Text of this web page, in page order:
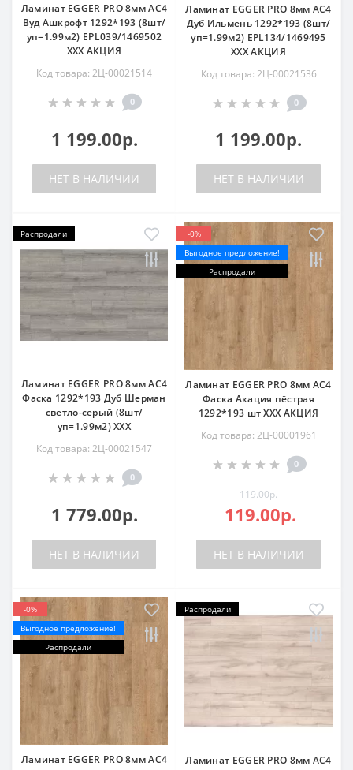
Ламинат EGGER PRO 8мм AC4
Вуд Ашкрофт 1292*193 (8шт/
уп=1.99м2) EPL039/1469502
ХХХ АКЦИЯ
Код товара: 2Ц-00021514
0
1 199.00р.
НЕТ В НАЛИЧИИ
Ламинат EGGER PRO 8мм AC4
Дуб Ильмень 1292*193 (8шт/
уп=1.99м2) EPL134/1469495
ХХХ АКЦИЯ
Код товара: 2Ц-00021536
0
1 199.00р.
НЕТ В НАЛИЧИИ
Распродали
Ламинат EGGER PRO 8мм AC4
Фаска 1292*193 Дуб Шерман
светло-серый (8шт/
уп=1.99м2) ХХХ
Код товара: 2Ц-00021547
0
1 779.00р.
НЕТ В НАЛИЧИИ
-0%
Выгодное предложение!
Распродали
Ламинат EGGER PRO 8мм AC4
Фаска Акация пёстрая
1292*193 шт ХХХ АКЦИЯ
Код товара: 2Ц-00001961
0
119.00р.
119.00р.
НЕТ В НАЛИЧИИ
-0%
Выгодное предложение!
Распродали
Ламинат EGGER PRO 8мм AC4
Распродали
Ламинат EGGER PRO 8мм AC4